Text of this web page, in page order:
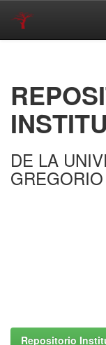
DE LA
Repositorio